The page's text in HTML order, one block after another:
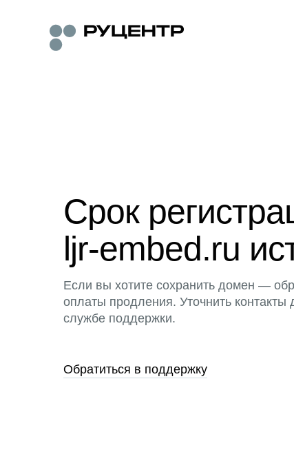
Срок
ljr-embed.ru
Если вы хотите сохранить домен —
оплаты продления. Уточнить
службе поддержки.
Обратиться в поддержку